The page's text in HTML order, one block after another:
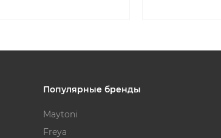
Популярные бренды
Maytoni
Freya